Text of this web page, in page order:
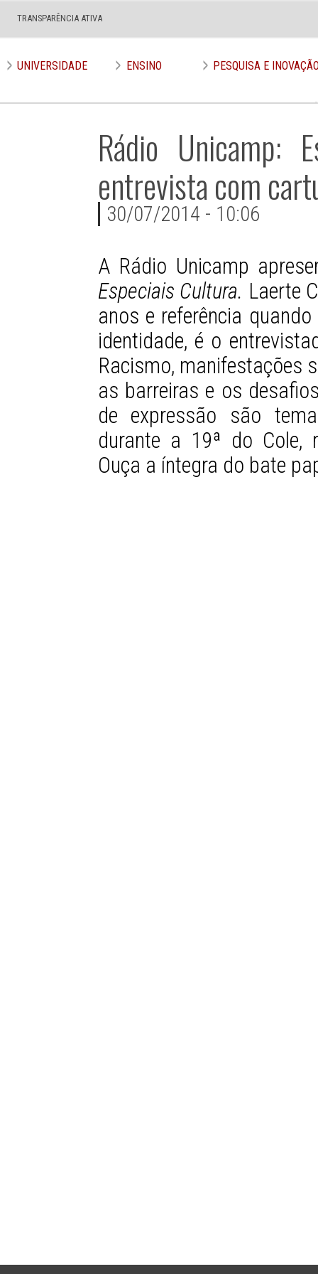
TRANSPARÊNCIA ATIVA
UNIVERSIDADE ENSINO PESQUISA E
Rádio Unicamp:
entrevista com
30/07/2014 - 10:06
A Rádio Unicamp
Especiais Cultura. Laerte
anos e referência
identidade, é o
Racismo, manifestações
as barreiras e os
de expressão são
durante a 19ª do Cole,
Ouça a íntegra do bate